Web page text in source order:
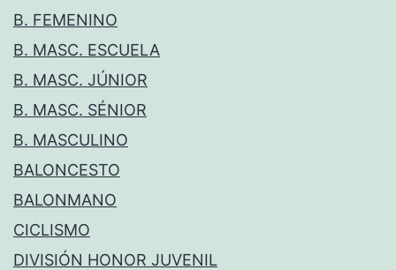
B. FEMENINO
B. MASC. ESCUELA
B. MASC. JÚNIOR
B. MASC. SÉNIOR
B. MASCULINO
BALONCESTO
BALONMANO
CICLISMO
DIVISIÓN HONOR JUVENIL